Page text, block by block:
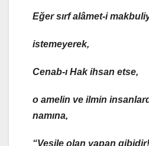
Eğer sırfalâmet-i
istemeyerek,
Cenab-ı Hakihsan etse,
o amelin ve ilmin
namına,
“Vesile olan yapan gibidir